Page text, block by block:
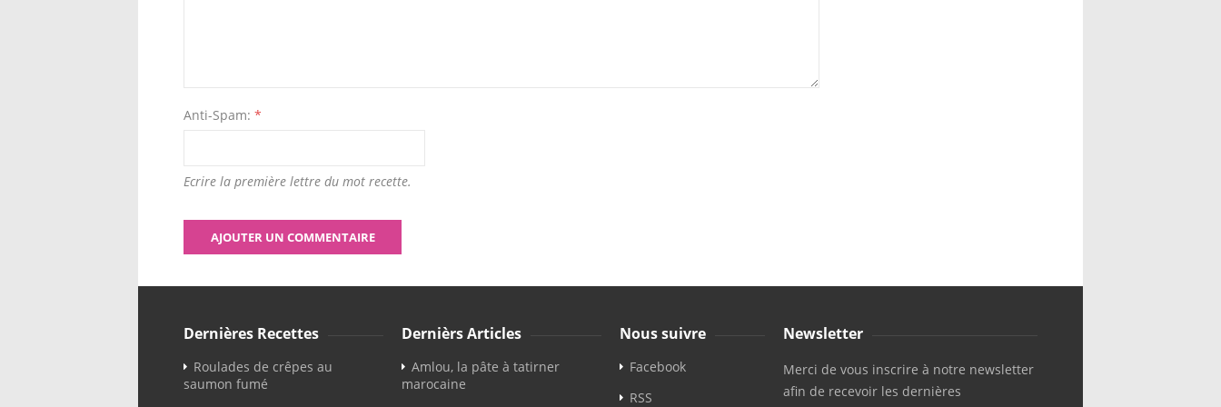
Anti-Spam: *
Ecrire la première lettre du mot recette.
Dernières Recettes
Roulades de crêpes au
saumon fumé
Dernièrs Articles
Amlou, la pâte à tatirner
marocaine
Nous suivre
Facebook
RSS
Newsletter
Merci de vous inscrire à notre newsletter
afin de recevoir les dernières